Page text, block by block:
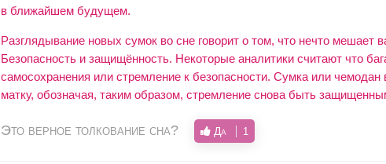
в ближайшем будущем.
Разглядывание новых сумок во сне говорит о том, что нечто мешает
Безопасность и защищённость. Некоторые аналитики считают что
самосохранения или стремление к безопасности. Сумка или чемодан
матку, обозначая, таким образом, стремление снова быть
Это верное толкование сна? Да 1